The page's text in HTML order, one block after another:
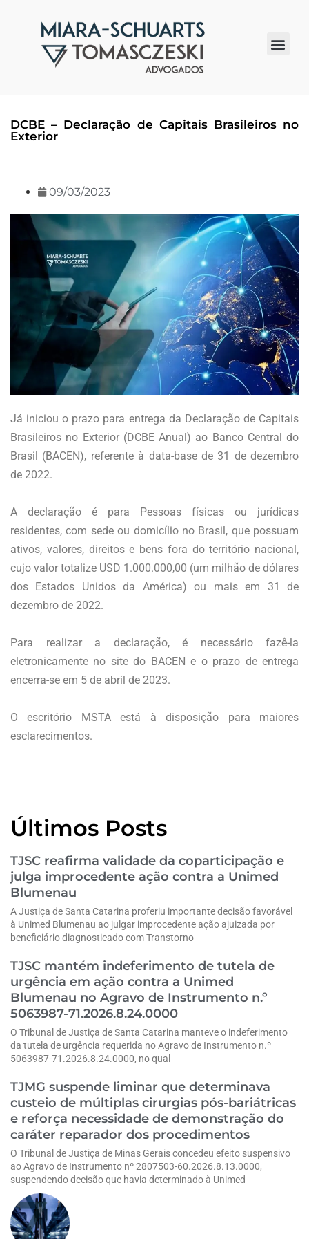
DCBE – Declaração de Capitais Brasileiros no
Exterior
09/03/2023
Já iniciou o prazo para entrega da Declaração de Capitais
Brasileiros no Exterior (DCBE Anual) ao Banco Central do
Brasil (BACEN), referente à data-base de 31 de dezembro
de 2022.
A declaração é para Pessoas físicas ou jurídicas
residentes, com sede ou domicílio no Brasil, que possuam
ativos, valores, direitos e bens fora do território nacional,
cujo valor totalize USD 1.000.000,00 (um milhão de dólares
dos Estados Unidos da América) ou mais em 31 de
dezembro de 2022.
Para realizar a declaração, é necessário fazê-la
eletronicamente no site do BACEN e o prazo de entrega
encerra-se em 5 de abril de 2023.
O escritório MSTA está à disposição para maiores
esclarecimentos.
Últimos Posts
TJSC reafirma validade da coparticipação e
julga improcedente ação contra a Unimed
Blumenau
A Justiça de Santa Catarina proferiu importante decisão favorável
à Unimed Blumenau ao julgar improcedente ação ajuizada por
beneficiário diagnosticado com Transtorno
TJSC mantém indeferimento de tutela de
urgência em ação contra a Unimed
Blumenau no Agravo de Instrumento n.º
5063987-71.2026.8.24.0000
O Tribunal de Justiça de Santa Catarina manteve o indeferimento
da tutela de urgência requerida no Agravo de Instrumento n.º
5063987-71.2026.8.24.0000, no qual
TJMG suspende liminar que determinava
custeio de múltiplas cirurgias pós-bariátricas
e reforça necessidade de demonstração do
caráter reparador dos procedimentos
O Tribunal de Justiça de Minas Gerais concedeu efeito suspensivo
ao Agravo de Instrumento nº 2807503-60.2026.8.13.0000,
suspendendo decisão que havia determinado à Unimed